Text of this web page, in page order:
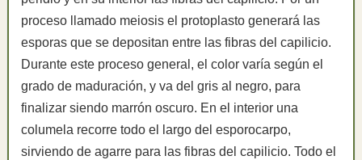
proceso llamado meiosis el protoplasto generará las
esporas que se depositan entre las fibras del capilicio.
Durante este proceso general, el color varía según el
grado de maduración, y va del gris al negro, para
finalizar siendo marrón oscuro. En el interior una
columela recorre todo el largo del esporocarpo,
sirviendo de agarre para las fibras del capilicio. Todo el